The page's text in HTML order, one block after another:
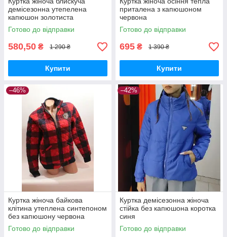
демісезонна утепелена
капюшон золотиста
Готово до відправки
580,50 ₴ 1 290 ₴
Купити
приталена з капюшоном
червона
Готово до відправки
695 ₴ 1 390 ₴
Купити
–46%
Куртка жіноча байкова
клітина утеплена синтепоном
без капюшону червона
Готово до відправки
–42%
Куртка демісезонна жіноча
стійка без капюшона коротка
синя
Готово до відправки